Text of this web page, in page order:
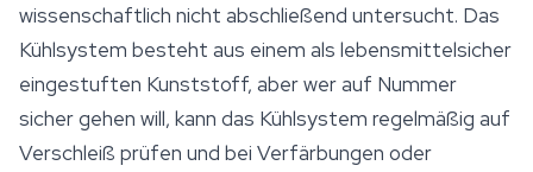
wissenschaftlich nicht abschließend untersucht. Das
Kühlsystem besteht aus einem als lebensmittelsicher
eingestuften Kunststoff, aber wer auf Nummer
sicher gehen will, kann das Kühlsystem regelmäßig auf
Verschleiß prüfen und bei Verfärbungen oder